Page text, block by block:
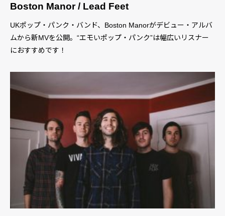
Boston Manor / Lead Feet
UKポップ・パンク・バンド、Boston Manorがデビュー・アルバ
ムから新MVを公開。“エモいポップ・パンク”は幅広いリスナー
におすすめです！